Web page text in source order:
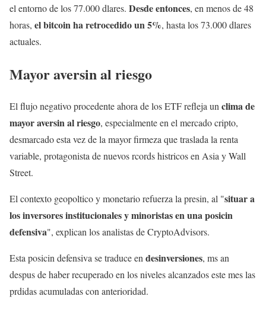
el entorno de los 77.000 dlares. Desde entonces, en menos de 48
horas, el bitcoin ha retrocedido un 5%, hasta los 73.000 dlares
actuales.
Mayor aversin al riesgo
El flujo negativo procedente ahora de los ETF refleja unclima de
mayor aversin al riesgo, especialmente en el mercado cripto,
desmarcado esta vez de la mayor firmeza que traslada la renta
variable, protagonista de nuevos rcords histricos en Asia y Wall
Street.
El contexto geopoltico y monetario refuerza la presin, al "situar a
los inversores institucionales y minoristas en una posicin
defensiva", explican los analistas de CryptoAdvisors.
Esta posicin defensiva se traduce endesinversiones, ms an
despus de haber recuperado en los niveles alcanzados este mes las
prdidas acumuladas con anterioridad.